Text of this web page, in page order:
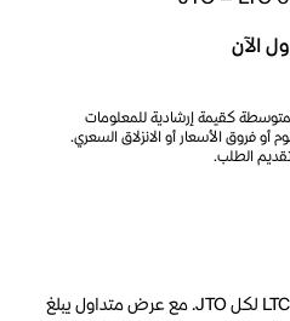
الآن
كقيمة إرشادية للمعلومات
فروق الأسعار أو الانزلاق السعري.
الطلب.
السعر الحالي لـ Jito هو LTC 0.01063 لكل JTO. مع عرض متداول يبلغ